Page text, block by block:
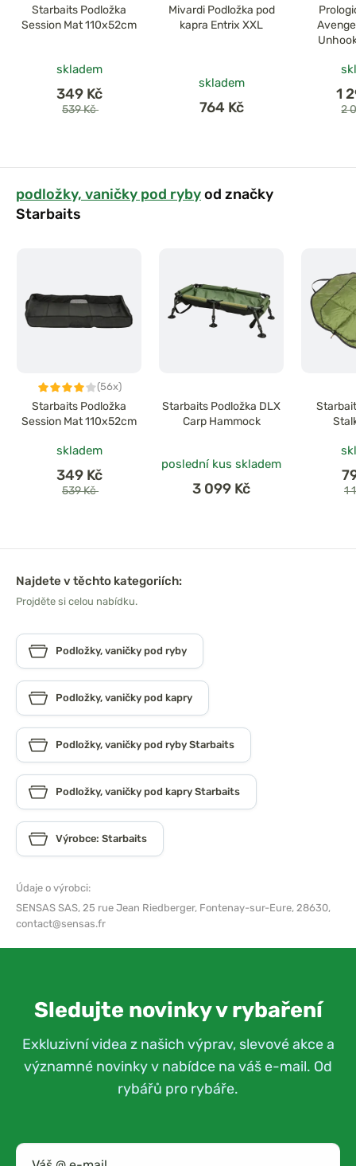
Starbaits Podložka
Session Mat 110x52cm
skladem
349 Kč
539 Kč
Mivardi Podložka pod
kapra Entrix XXL
skladem
764 Kč
1
2
podložky, vaničky pod rybyod značky
Starbaits
(56x)
Starbaits Podložka
Session Mat 110x52cm
skladem
349 Kč
539 Kč
Starbaits Podložka DLX
Carp Hammock
poslední kus skladem
3 099 Kč 1
Najdete v těchto kategoriích:
Projděte si celou nabídku.
Podložky, vaničky pod ryby
Podložky, vaničky pod kapry
Podložky, vaničky pod ryby Starbaits
Podložky, vaničky pod kapry Starbaits
Výrobce: Starbaits
Údaje o výrobci:
SENSAS SAS, 25 rue Jean Riedberger, Fontenay-sur-Eure, 28630,
contact@sensas.fr
Sledujte novinky v rybaření
Exkluzivní videa z našich výprav, slevové akce a
významné novinky v nabídce na váš e-mail. Od
rybářů pro rybáře.